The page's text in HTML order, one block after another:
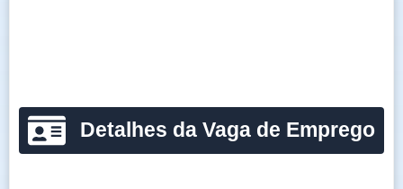
Detalhes da Vaga de Emprego